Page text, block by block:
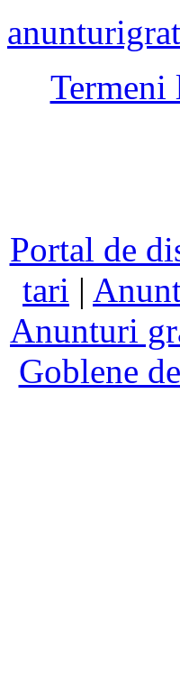
Termeni
Portal de
tari |
Anunturi
Goblene